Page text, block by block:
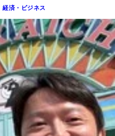
経済・ビジネス